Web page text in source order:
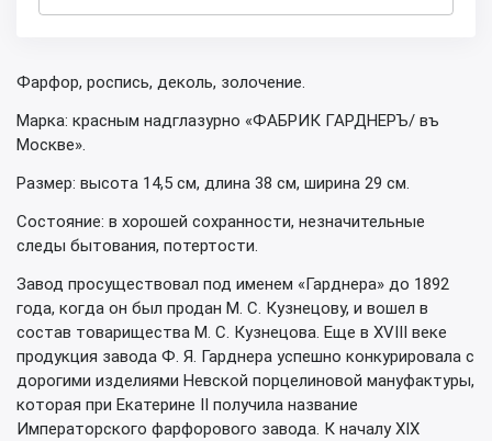
Фарфор, роспись, деколь, золочение.
Марка: красным надглазурно «ФАБРИК ГАРДНЕРЪ/ въ
Москве».
Размер: высота 14,5 см, длина 38 см, ширина 29 см.
Состояние: в хорошей сохранности, незначительные
следы бытования, потертости.
Завод просуществовал под именем «Гарднера» до 1892
года, когда он был продан М. С. Кузнецову, и вошел в
состав товарищества М. С. Кузнецова. Еще в XVIII веке
продукция завода Ф. Я. Гарднера успешно конкурировала с
дорогими изделиями Невской порцелиновой мануфактуры,
которая при Екатерине II получила название
Императорского фарфорового завода. К началу XIX